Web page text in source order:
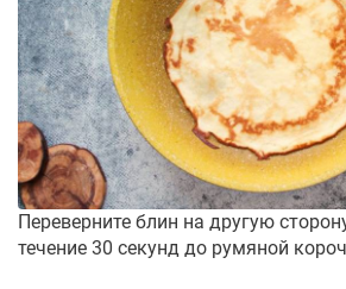
Переверните блин на другую
течение 30 секунд до румяной